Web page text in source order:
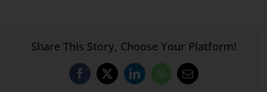
Share This Story, Choose Your Platform!
Facebook
X LinkedInWhatsApp
Email